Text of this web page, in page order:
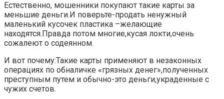
Естественно, мошенники покупают такие карты за
меньшие деньги.И поверьте-продать ненужный
маленький кусочек пластика –желающие
находятся.Правда потом многие,кусая локти,очень
сожалеют о содеянном.
И вот почему:Такие карты применяют в незаконных
операциях по обналичке «грязных денег»,полученных
преступным путем и обычно-это деньги,украденные с
чужих счетов.